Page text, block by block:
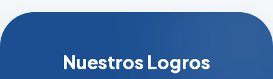
Nuestros Logros